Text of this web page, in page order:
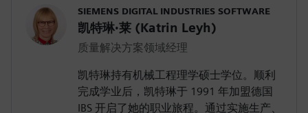
SIEMENS DIGITAL INDUSTRIES SOFTWARE
凯特琳·莱 (Katrin Leyh)
质量解决方案领域经理
凯特琳持有机械工程理学硕士学位。顺利
完成学业后，凯特琳于 1991 年加盟德国
IBS 开启了她的职业旅程。通过实施生产、